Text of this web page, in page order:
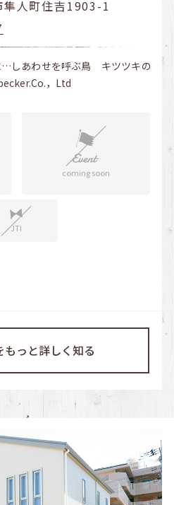
隼人町住吉1903-1
しあわせを呼ぶ鳥 キツツキの
，Ltd
coming soon
JTI
もっと詳しく知る